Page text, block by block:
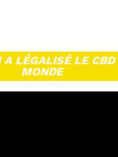
A LÉGALISÉ LE
MONDE